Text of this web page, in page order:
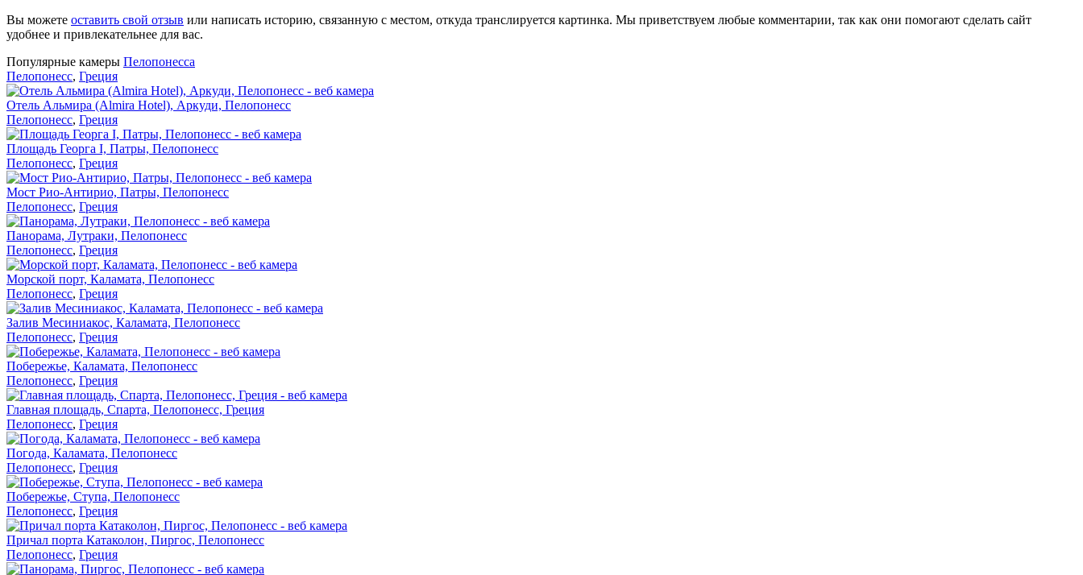
Вы можете оставить свой отзыв или написать историю, связанную с местом, откуда транслируется картинка. Мы приветствуем любые комментарии, так как они помогают сделать сайт
удобнее и привлекательнее для вас.
Популярные камеры Пелопонесса
Пелопонесс, Греция
Отель Альмира (Almira Hotel), Аркуди, Пелопонесс
Пелопонесс, Греция
Площадь Георга I, Патры, Пелопонесс
Пелопонесс, Греция
Мост Рио-Антирио, Патры, Пелопонесс
Пелопонесс, Греция
Панорама, Лутраки, Пелопонесс
Пелопонесс, Греция
Морской порт, Каламата, Пелопонесс
Пелопонесс, Греция
Залив Месиниакос, Каламата, Пелопонесс
Пелопонесс, Греция
Побережье, Каламата, Пелопонесс
Пелопонесс, Греция
Главная площадь, Спарта, Пелопонесс, Греция
Пелопонесс, Греция
Погода, Каламата, Пелопонесс
Пелопонесс, Греция
Побережье, Ступа, Пелопонесс
Пелопонесс, Греция
Причал порта Катаколон, Пиргос, Пелопонесс
Пелопонесс, Греция